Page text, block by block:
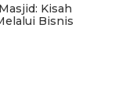
Kisah
Bisnis